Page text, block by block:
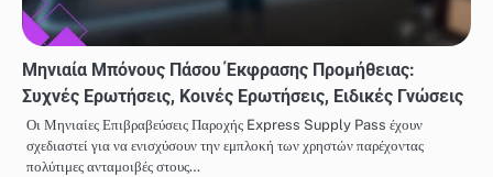
Μηνιαία Μπόνους Πάσου Έκφρασης Προμήθειας:
Συχνές Ερωτήσεις, Κοινές Ερωτήσεις, Ειδικές Γνώσεις
Οι Μηνιαίες Επιβραβεύσεις Παροχής Express Supply Pass έχουν
σχεδιαστεί για να ενισχύσουν την εμπλοκή των χρηστών παρέχοντας
πολύτιμες ανταμοιβές στους…